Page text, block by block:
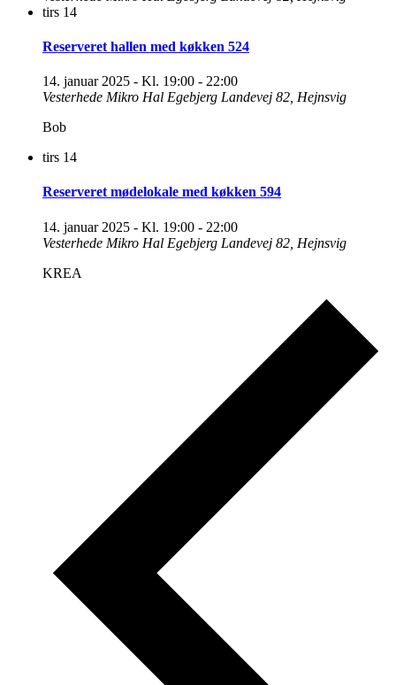
tirs 14
Reserveret hallen med køkken 524
14. januar 2025 - Kl. 19:00 - 22:00
Vesterhede Mikro Hal Egebjerg Landevej 82, Hejnsvig
Bob
tirs 14
Reserveret mødelokale med køkken 594
14. januar 2025 - Kl. 19:00 - 22:00
Vesterhede Mikro Hal Egebjerg Landevej 82, Hejnsvig
KREA